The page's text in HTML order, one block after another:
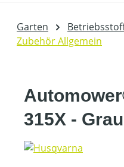
Garten
Zubehör Allgemein
315X - Grau